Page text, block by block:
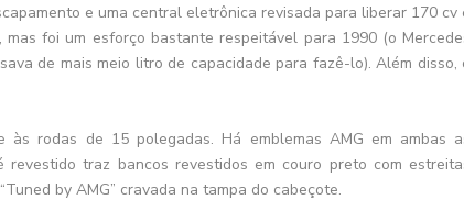
e uma central eletrônica revisada para liberar 170 cv
foi um esforço bastante respeitável para 1990 (o
de mais meio litro de capacidade para fazê-lo). Além disso,
rodas de 15 polegadas. Há emblemas AMG em ambas
traz bancos revestidos em couro preto com
by AMG” cravada na tampa do cabeçote.